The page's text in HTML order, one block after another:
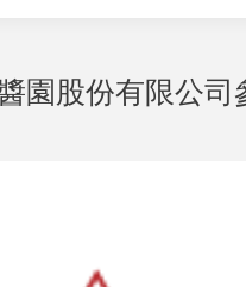
園股份有限公司